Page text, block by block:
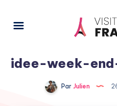
idee-week-
ParJulien